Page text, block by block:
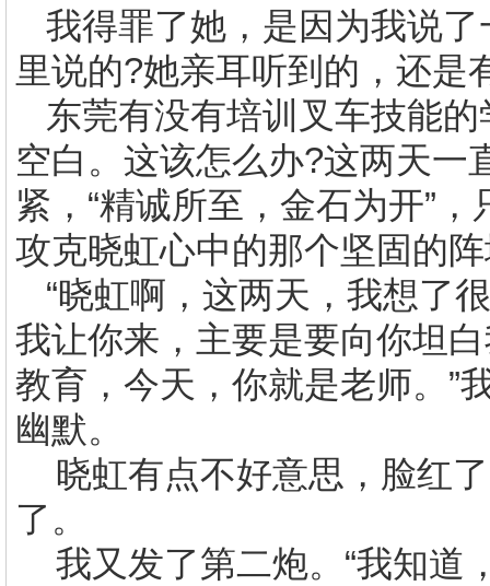
我得罪了她，是因为我说
里说的?她亲耳听到的，还是
东莞有没有培训叉车技能的
空白。这该怎么办?这两天一
紧，“精诚所至，金石为开”
攻克晓虹心中的那个坚固的
“晓虹啊，这两天，我想了
我让你来，主要是要向你坦
教育，今天，你就是老师。”
幽默。
晓虹有点不好意思，脸红
了。
我又发了第二炮。“我知道